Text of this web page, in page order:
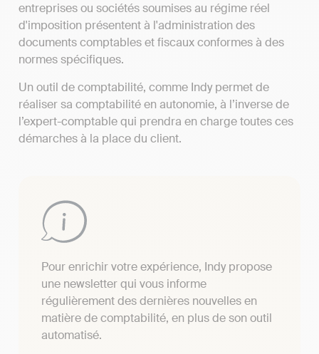
entreprises ou sociétés soumises au régime réel
d'imposition présentent à l'administration des
documents comptables et fiscaux conformes à des
normes spécifiques.
Un outil de comptabilité, comme Indy permet de
réaliser sa comptabilité en autonomie, à l’inverse de
l’expert-comptable qui prendra en charge toutes ces
démarches à la place du client.
Pour enrichir votre expérience, Indy propose
une newsletter qui vous informe
régulièrement des dernières nouvelles en
matière de comptabilité, en plus de son outil
automatisé.